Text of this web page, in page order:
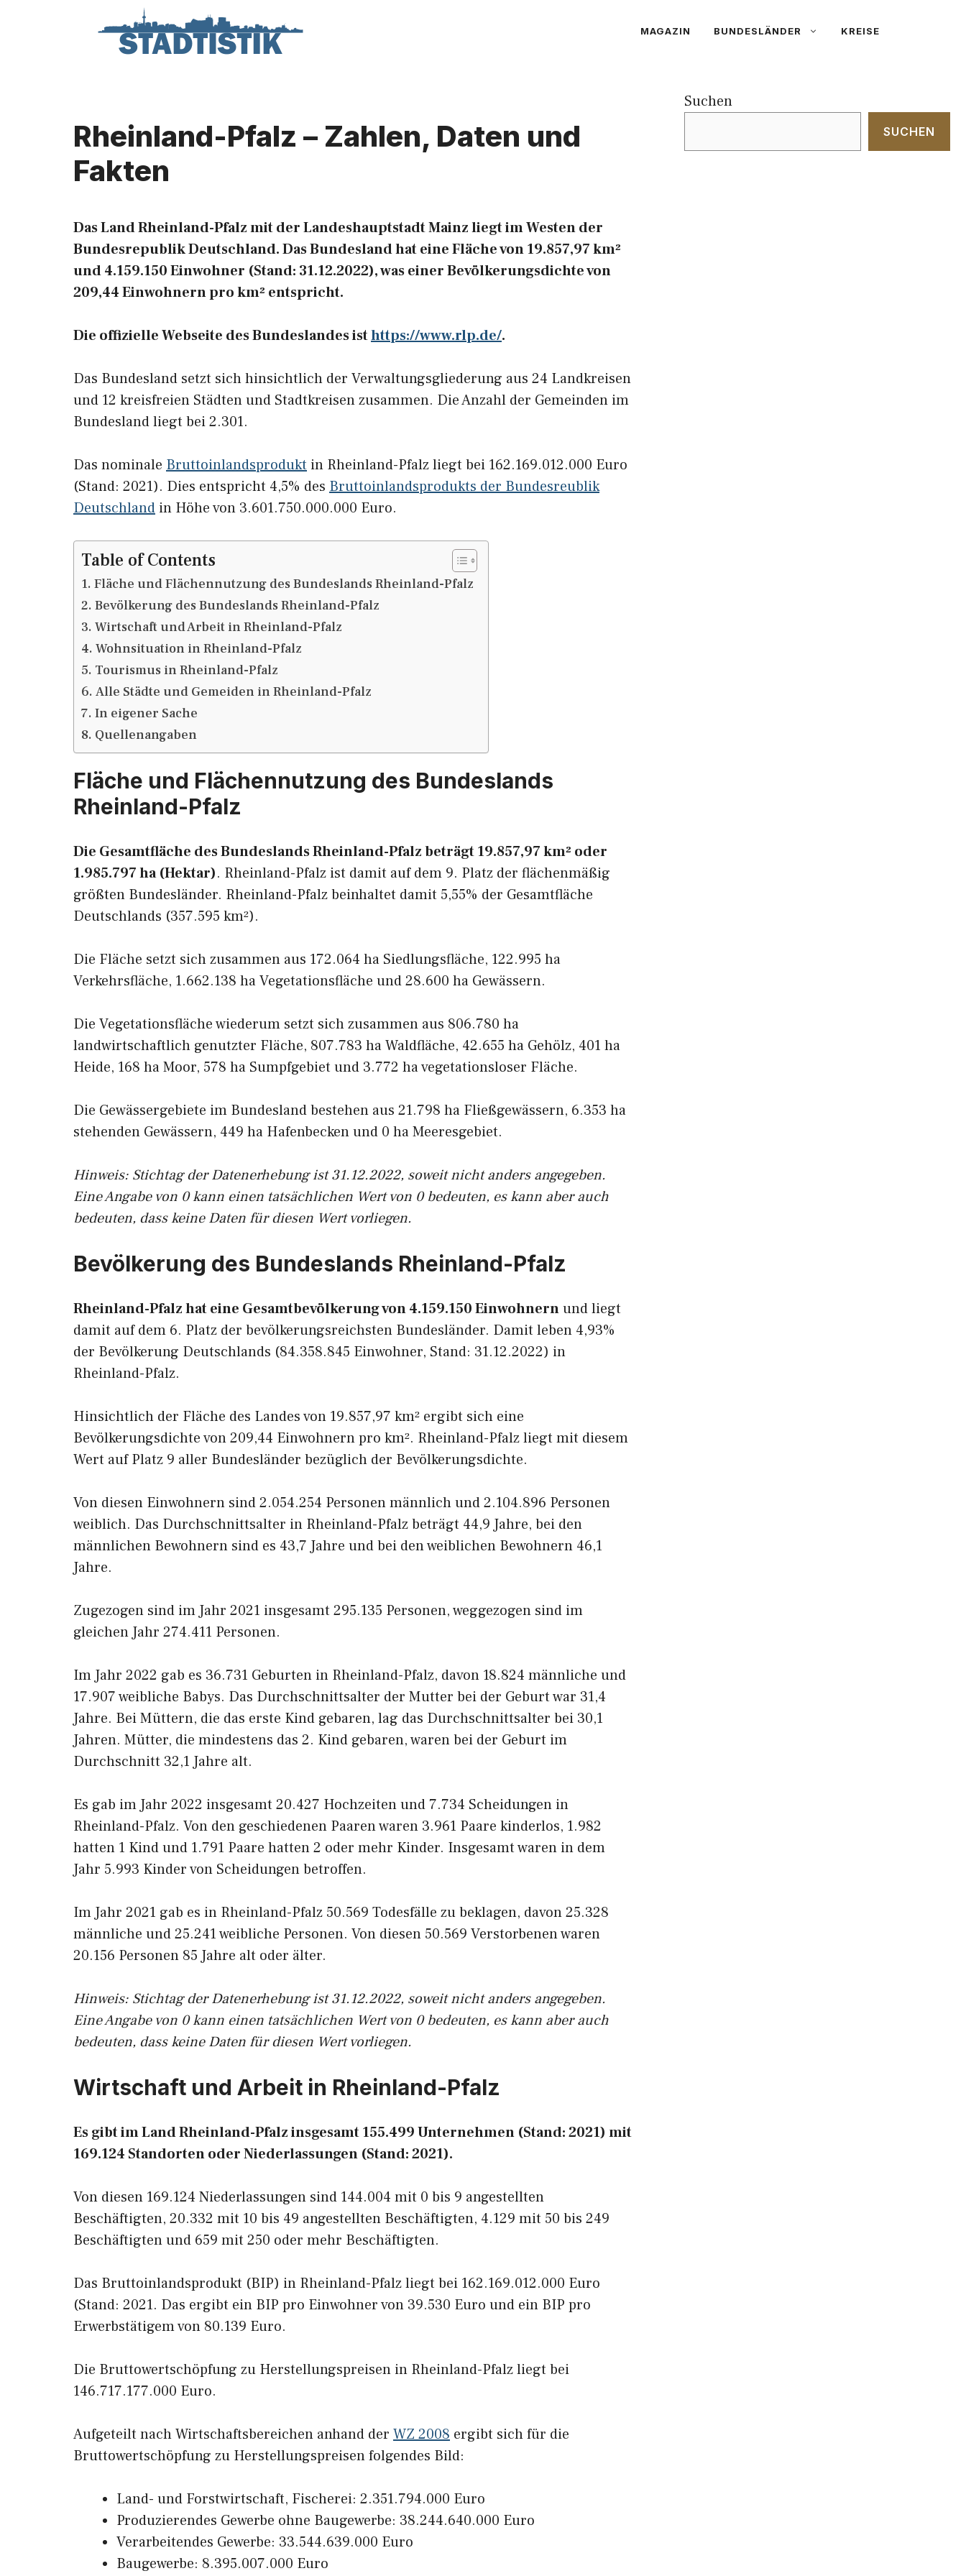
MAGAZIN BUNDESLÄNDER KREISE
Rheinland-Pfalz – Zahlen, Daten und
Fakten
Das Land Rheinland-Pfalz mit der Landeshauptstadt Mainz liegt im Westen der
Bundesrepublik Deutschland. Das Bundesland hat eine Fläche von 19.857,97 km²
und 4.159.150 Einwohner (Stand: 31.12.2022), was einer Bevölkerungsdichte von
209,44 Einwohnern pro km² entspricht.
Die offizielle Webseite des Bundeslandes isthttps://www.rlp.de/.
Das Bundesland setzt sich hinsichtlich der Verwaltungsgliederung aus 24 Landkreisen
und 12 kreisfreien Städten und Stadtkreisen zusammen. Die Anzahl der Gemeinden im
Bundesland liegt bei 2.301.
Das nominale Bruttoinlandsprodukt in Rheinland-Pfalz liegt bei 162.169.012.000 Euro
(Stand: 2021). Dies entspricht 4,5% des Bruttoinlandsprodukts der Bundesreublik
Deutschland in Höhe von 3.601.750.000.000 Euro.
Table of Contents
Fläche und Flächennutzung des Bundeslands Rheinland-Pfalz
Bevölkerung des Bundeslands Rheinland-Pfalz
Wirtschaft und Arbeit in Rheinland-Pfalz
Wohnsituation in Rheinland-Pfalz
Tourismus in Rheinland-Pfalz
Alle Städte und Gemeiden in Rheinland-Pfalz
In eigener Sache
Quellenangaben
Fläche und Flächennutzung des Bundeslands
Rheinland-Pfalz
Die Gesamtfläche des Bundeslands Rheinland-Pfalz beträgt 19.857,97 km² oder
1.985.797 ha (Hektar). Rheinland-Pfalz ist damit auf dem 9. Platz der flächenmäßig
größten Bundesländer. Rheinland-Pfalz beinhaltet damit 5,55% der Gesamtfläche
Deutschlands (357.595 km²).
Die Fläche setzt sich zusammen aus 172.064 ha Siedlungsfläche, 122.995 ha
Verkehrsfläche, 1.662.138 ha Vegetationsfläche und 28.600 ha Gewässern.
Die Vegetationsfläche wiederum setzt sich zusammen aus 806.780 ha
landwirtschaftlich genutzter Fläche, 807.783 ha Waldfläche, 42.655 ha Gehölz, 401 ha
Heide, 168 ha Moor, 578 ha Sumpfgebiet und 3.772 ha vegetationsloser Fläche.
Die Gewässergebiete im Bundesland bestehen aus 21.798 ha Fließgewässern, 6.353 ha
stehenden Gewässern, 449 ha Hafenbecken und 0 ha Meeresgebiet.
Hinweis: Stichtag der Datenerhebung ist 31.12.2022, soweit nicht anders angegeben.
Eine Angabe von 0 kann einen tatsächlichen Wert von 0 bedeuten, es kann aber auch
bedeuten, dass keine Daten für diesen Wert vorliegen.
Bevölkerung des Bundeslands Rheinland-Pfalz
Rheinland-Pfalz hat eine Gesamtbevölkerung von 4.159.150 Einwohnernund liegt
damit auf dem 6. Platz der bevölkerungsreichsten Bundesländer. Damit leben 4,93%
der Bevölkerung Deutschlands (84.358.845 Einwohner, Stand: 31.12.2022) in
Rheinland-Pfalz.
Hinsichtlich der Fläche des Landes von 19.857,97 km² ergibt sich eine
Bevölkerungsdichte von 209,44 Einwohnern pro km². Rheinland-Pfalz liegt mit diesem
Wert auf Platz 9 aller Bundesländer bezüglich der Bevölkerungsdichte.
Von diesen Einwohnern sind 2.054.254 Personen männlich und 2.104.896 Personen
weiblich. Das Durchschnittsalter in Rheinland-Pfalz beträgt 44,9 Jahre, bei den
männlichen Bewohnern sind es 43,7 Jahre und bei den weiblichen Bewohnern 46,1
Jahre.
Zugezogen sind im Jahr 2021 insgesamt 295.135 Personen, weggezogen sind im
gleichen Jahr 274.411 Personen.
Im Jahr 2022 gab es 36.731 Geburten in Rheinland-Pfalz, davon 18.824 männliche und
17.907 weibliche Babys. Das Durchschnittsalter der Mutter bei der Geburt war 31,4
Jahre. Bei Müttern, die das erste Kind gebaren, lag das Durchschnittsalter bei 30,1
Jahren. Mütter, die mindestens das 2. Kind gebaren, waren bei der Geburt im
Durchschnitt 32,1 Jahre alt.
Es gab im Jahr 2022 insgesamt 20.427 Hochzeiten und 7.734 Scheidungen in
Rheinland-Pfalz. Von den geschiedenen Paaren waren 3.961 Paare kinderlos, 1.982
hatten 1 Kind und 1.791 Paare hatten 2 oder mehr Kinder. Insgesamt waren in dem
Jahr 5.993 Kinder von Scheidungen betroffen.
Im Jahr 2021 gab es in Rheinland-Pfalz 50.569 Todesfälle zu beklagen, davon 25.328
männliche und 25.241 weibliche Personen. Von diesen 50.569 Verstorbenen waren
20.156 Personen 85 Jahre alt oder älter.
Hinweis: Stichtag der Datenerhebung ist 31.12.2022, soweit nicht anders angegeben.
Eine Angabe von 0 kann einen tatsächlichen Wert von 0 bedeuten, es kann aber auch
bedeuten, dass keine Daten für diesen Wert vorliegen.
Wirtschaft und Arbeit in Rheinland-Pfalz
Es gibt im Land Rheinland-Pfalz insgesamt 155.499 Unternehmen (Stand: 2021) mit
169.124 Standorten oder Niederlassungen (Stand: 2021).
Von diesen 169.124 Niederlassungen sind 144.004 mit 0 bis 9 angestellten
Beschäftigten, 20.332 mit 10 bis 49 angestellten Beschäftigten, 4.129 mit 50 bis 249
Beschäftigten und 659 mit 250 oder mehr Beschäftigten.
Das Bruttoinlandsprodukt (BIP) in Rheinland-Pfalz liegt bei 162.169.012.000 Euro
(Stand: 2021. Das ergibt ein BIP pro Einwohner von 39.530 Euro und ein BIP pro
Erwerbstätigem von 80.139 Euro.
Die Bruttowertschöpfung zu Herstellungspreisen in Rheinland-Pfalz liegt bei
146.717.177.000 Euro.
Aufgeteilt nach Wirtschaftsbereichen anhand der WZ 2008 ergibt sich für die
Bruttowertschöpfung zu Herstellungspreisen folgendes Bild:
Land- und Forstwirtschaft, Fischerei: 2.351.794.000 Euro
Produzierendes Gewerbe ohne Baugewerbe: 38.244.640.000 Euro
Verarbeitendes Gewerbe: 33.544.639.000 Euro
Baugewerbe: 8.395.007.000 Euro
Suchen
SUCHEN